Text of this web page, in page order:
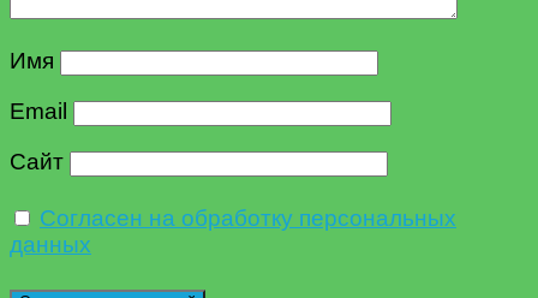
Имя
Email
Сайт
Согласен на обработку персональных
данных